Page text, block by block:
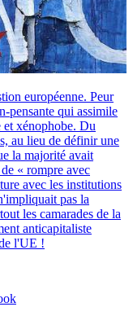
européenne. Peur
pensante qui assimile
xénophobe. Du
au lieu de définir une
la majorité avait
« rompre avec
avec les institutions
pas la
les camarades de la
anticapitaliste
l'UE !